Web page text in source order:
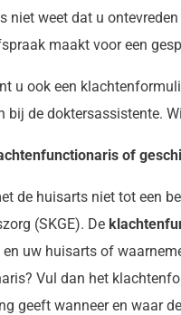
niet weet dat u
maakt voor een
u ook een
bij de doktersassistente.
of
de huisarts niet tot een
(SKGE). De
uw huisarts of
Vul dan het
geeft wanneer en waar